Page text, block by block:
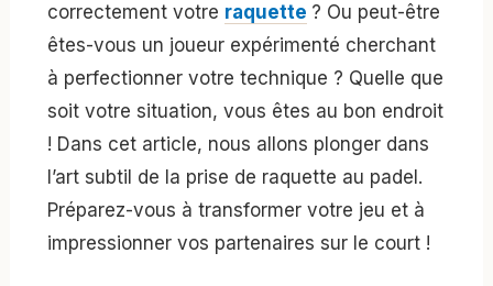
correctement votre raquette ? Ou peut-être
êtes-vous un joueur expérimenté cherchant
à perfectionner votre technique ? Quelle que
soit votre situation, vous êtes au bon endroit
! Dans cet article, nous allons plonger dans
l’art subtil de la prise de raquette au padel.
Préparez-vous à transformer votre jeu et à
impressionner vos partenaires sur le court !